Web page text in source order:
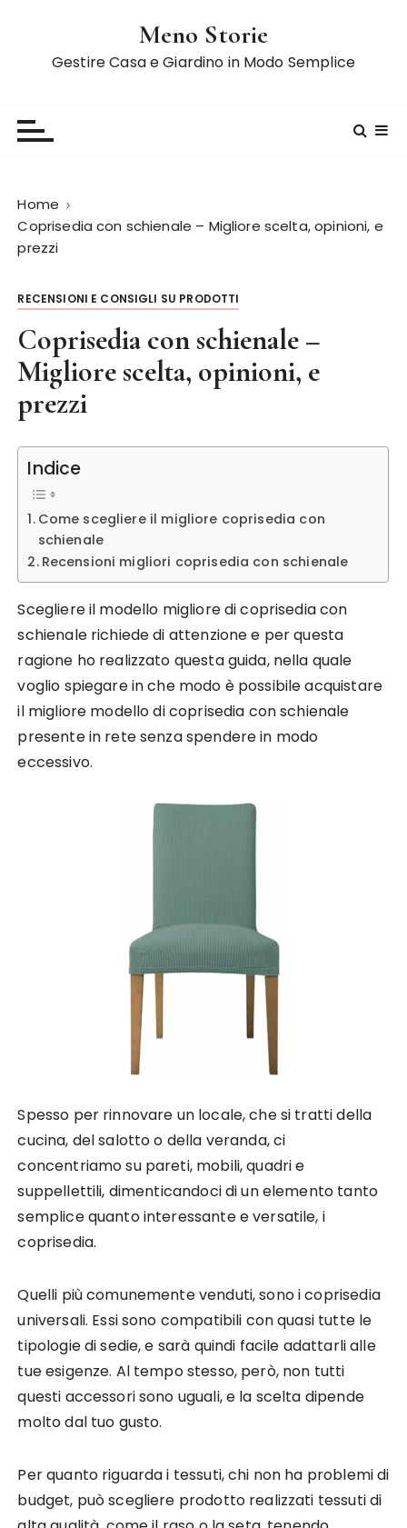
Meno Storie
Gestire Casa e Giardino in Modo Semplice
Home
Coprisedia con schienale – Migliore scelta, opinioni, e
prezzi
RECENSIONI E CONSIGLI SU PRODOTTI
Coprisedia con schienale –
Migliore scelta, opinioni, e
prezzi
Indice
Come scegliere il migliore coprisedia con
schienale
Recensioni migliori coprisedia con schienale
Scegliere il modello migliore di coprisedia con
schienale richiede di attenzione e per questa
ragione ho realizzato questa guida, nella quale
voglio spiegare in che modo è possibile acquistare
il migliore modello di coprisedia con schienale
presente in rete senza spendere in modo
eccessivo.
Spesso per rinnovare un locale, che si tratti della
cucina, del salotto o della veranda, ci
concentriamo su pareti, mobili, quadri e
suppellettili, dimenticandoci di un elemento tanto
semplice quanto interessante e versatile, i
coprisedia.
Quelli più comunemente venduti, sono i coprisedia
universali. Essi sono compatibili con quasi tutte le
tipologie di sedie, e sarà quindi facile adattarli alle
tue esigenze. Al tempo stesso, però, non tutti
questi accessori sono uguali, e la scelta dipende
molto dal tuo gusto.
Per quanto riguarda i tessuti, chi non ha problemi di
budget, può scegliere prodotto realizzati tessuti di